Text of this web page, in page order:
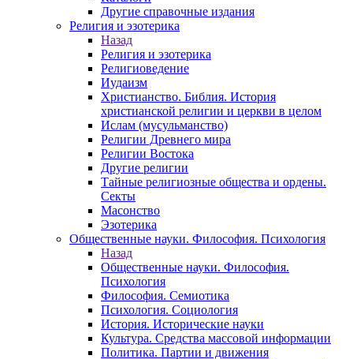
Другие справочные издания
Религия и эзотерика
Назад
Религия и эзотерика
Религиоведение
Иудаизм
Христианство. Библия. История
христианской религии и церкви в целом
Ислам (мусульманство)
Религии Древнего мира
Религии Востока
Другие религии
Тайные религиозные общества и ордены.
Секты
Масонство
Эзотерика
Общественные науки. Философия. Психология
Назад
Общественные науки. Философия.
Психология
Философия. Семиотика
Психология. Социология
История. Исторические науки
Культура. Средства массовой информации
Политика. Партии и движения